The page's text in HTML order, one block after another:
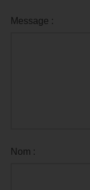
Message :
Nom :